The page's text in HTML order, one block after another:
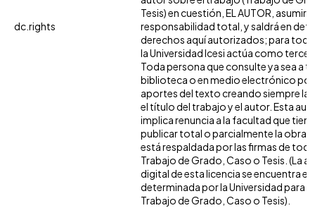
dc.rights
Tesis) en cuestión, EL AUTOR, asumirá
responsabilidad total, y saldrá en
derechos aquí autorizados; para
la Universidad Icesi actúa como
Toda persona que consulte ya sea a
biblioteca o en medio electrónico
aportes del texto creando siempre la
el título del trabajo y el autor. Esta
implica renuncia a la facultad que tiene
publicar total o parcialmente la obra.
está respaldada por las firmas de
Trabajo de Grado, Caso o Tesis. (La
digital de esta licencia se encuentra
determinada por la Universidad para
Trabajo de Grado, Caso o Tesis).